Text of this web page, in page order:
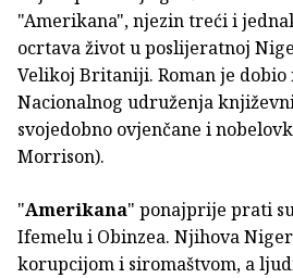
"Amerikana", njezin treći i
ocrtava život u poslijeratnoj
Velikoj Britaniji. Roman je
Nacionalnog udruženja
svojedobno ovjenčane i
Morrison).
"Amerikana" ponajprije prati
Ifemelu i Obinzea. Njihova
korupcijom i siromaštvom, a